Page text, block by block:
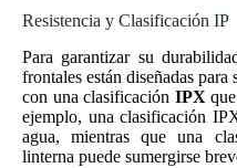
Resistencia y Clasificación IP
Para garantizar su
frontales están diseñadas para
con una clasificación IPX
ejemplo, una clasificación
agua, mientras que una
linterna puede sumergirse